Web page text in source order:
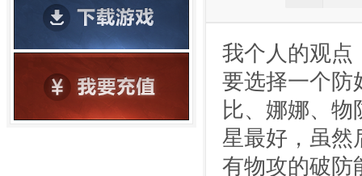
我个人的观点
要选择一个
比、娜娜、
星最好，虽然
有物攻的破防